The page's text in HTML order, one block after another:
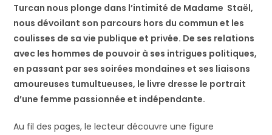
Turcan nous plonge dans l’intimité de Madame Staël,
nous dévoilant son parcours hors du commun et les
coulisses de sa vie publique et privée. De ses relations
avec les hommes de pouvoir à ses intrigues politiques,
en passant par ses soirées mondaines et ses liaisons
amoureuses tumultueuses, le livre dresse le portrait
d’une femme passionnée et indépendante.
Au fil des pages, le lecteur découvre une figure